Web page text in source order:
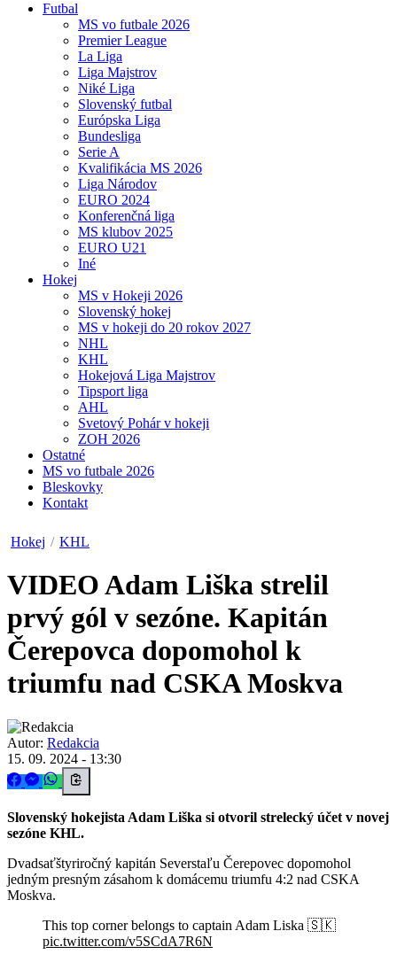
Futbal
MS vo futbale 2026
Premier League
La Liga
Liga Majstrov
Niké Liga
Slovenský futbal
Európska Liga
Bundesliga
Serie A
Kvalifikácia MS 2026
Liga Národov
EURO 2024
Konferenčná liga
MS klubov 2025
EURO U21
Iné
Hokej
MS v Hokeji 2026
Slovenský hokej
MS v hokeji do 20 rokov 2027
NHL
KHL
Hokejová Liga Majstrov
Tipsport liga
AHL
Svetový Pohár v hokeji
ZOH 2026
Ostatné
MS vo futbale 2026
Bleskovky
Kontakt
Hokej / KHL
VIDEOAdam Liška strelil
prvý gól v sezóne. Kapitán
Čerepovca dopomohol k
triumfu nad CSKA Moskva
Autor: Redakcia
15. 09. 2024 - 13:30
Slovenský hokejista Adam Liška si otvoril strelecký účet v novej
sezóne KHL.
Dvadsaťštyriročný kapitán Severstaľu Čerepovec dopomohol
jedným presným zásahom k domácemu triumfu 4:2 nad CSKA
Moskva.
This top corner belongs to captain Adam Liska 🇸🇰
pic.twitter.com/v5SCdA7R6N